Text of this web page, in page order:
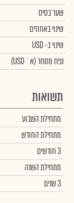
שער בסיס
שינוי באחוזים
שינויב- USD
נפח מסחר(א` USD)
תשואות
מתחילת השבוע
מתחילת החודש
3 חודשים
מתחילת השנה
3 שנים